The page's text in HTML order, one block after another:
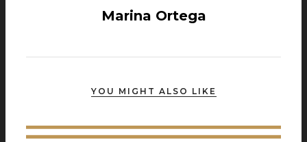
Marina Ortega
YOU MIGHT ALSO LIKE